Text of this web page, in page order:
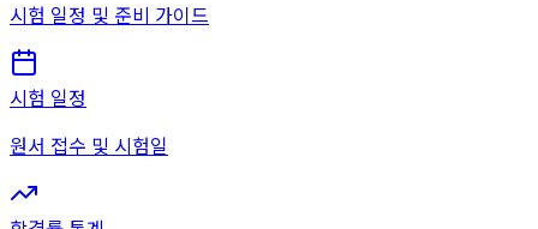
시험 일정 및 준비 가이드
시험 일정
원서 접수 및 시험일